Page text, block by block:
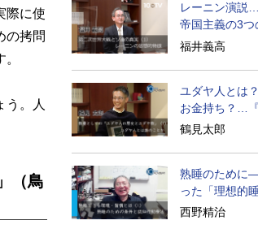
際に使
の拷問
う。人
（鳥
レーニン演説
帝国主義の3つ
せよ
福井義高
ユダヤ人とは
お金持ち？…『
歴史』に学ぶ
鶴見太郎
熟睡のために
った「理想的
け方
西野精治